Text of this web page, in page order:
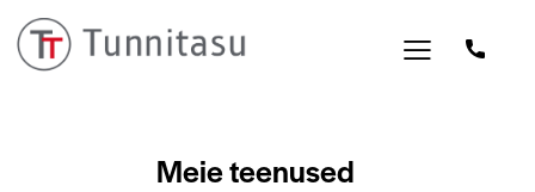
Meie teenused